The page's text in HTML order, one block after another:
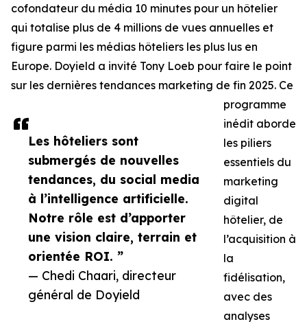
Les hôteliers sont
submergés de nouvelles
tendances, du social media
à l’intelligence artificielle.
Notre rôle est d’apporter
une vision claire, terrain et
orientée ROI. ”
— Chedi Chaari, directeur
général de Doyield
cofondateur du média 10 minutes pour un hôtelier
qui totalise plus de 4 millions de vues annuelles et
figure parmi les médias hôteliers les plus lus en
Europe. Doyield a invité Tony Loeb pour faire le point
sur les dernières tendances marketing de fin 2025. Ce
programme
inédit aborde
les piliers
essentiels du
marketing
digital
hôtelier, de
l’acquisition à
la
fidélisation,
avec des
analyses